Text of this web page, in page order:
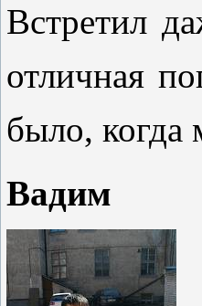
Встретил
отличная
было, когда
Вадим